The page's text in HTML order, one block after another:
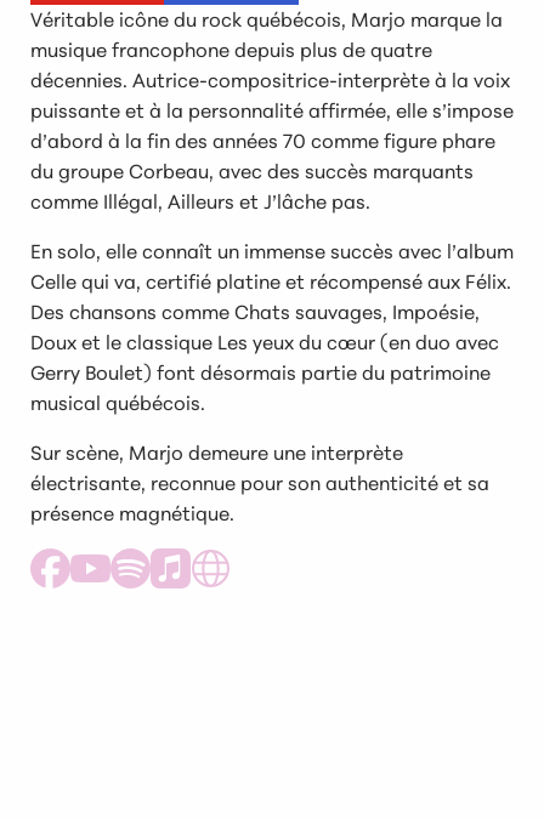
Véritable icône du rock québécois, Marjo marque la
musique francophone depuis plus de quatre
décennies. Autrice-compositrice-interprète à la voix
puissante et à la personnalité affirmée, elle s’impose
d’abord à la fin des années 70 comme figure phare
du groupe Corbeau, avec des succès marquants
comme Illégal, Ailleurs et J’lâche pas.
En solo, elle connaît un immense succès avec l’album
Celle qui va, certifié platine et récompensé aux Félix.
Des chansons comme Chats sauvages, Impoésie,
Doux et le classique Les yeux du cœur (en duo avec
Gerry Boulet) font désormais partie du patrimoine
musical québécois.
Sur scène, Marjo demeure une interprète
électrisante, reconnue pour son authenticité et sa
présence magnétique.